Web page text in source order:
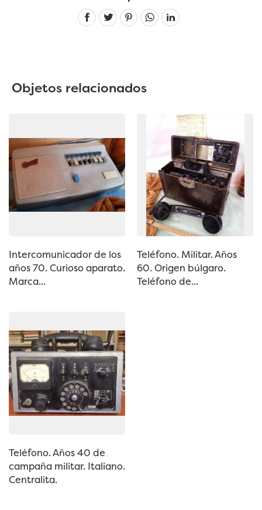
Linkedin
Objetos relacionados
Intercomunicador de los
años 70. Curioso aparato.
Marca...
Teléfono. Militar. Años
60. Origen búlgaro.
Teléfono de...
Teléfono. Años 40 de
campaña militar. Italiano.
Centralita.